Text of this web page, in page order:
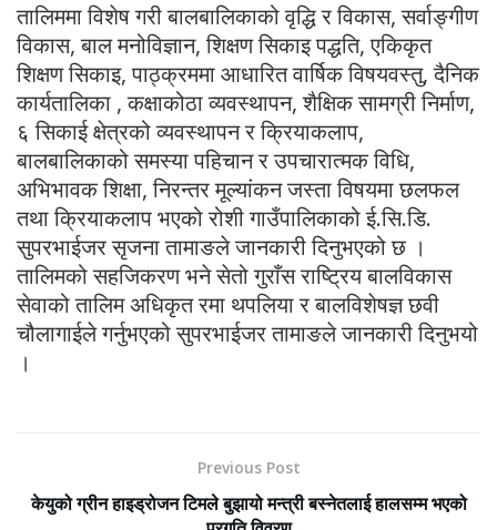
तालिममा विशेष गरी बालबालिकाको वृद्धि र विकास, सर्वाङ्गीण
विकास, बाल मनोविज्ञान, शिक्षण सिकाइ पद्धति, एकिकृत
शिक्षण सिकाइ, पाठ्क्रममा आधारित वार्षिक विषयवस्तु, दैनिक
कार्यतालिका , कक्षाकोठा व्यवस्थापन, शैक्षिक सामग्री निर्माण,
६ सिकाई क्षेत्रको व्यवस्थापन र क्रियाकलाप,
बालबालिकाको समस्या पहिचान र उपचारात्मक विधि,
अभिभावक शिक्षा, निरन्तर मूल्यांकन जस्ता विषयमा छलफल
तथा क्रियाकलाप भएको रोशी गाउँपालिकाको ई.सि.डि.
सुपरभाईजर सृजना तामाङले जानकारी दिनुभएको छ ।
तालिमको सहजिकरण भने सेतो गुराँस राष्ट्रिय बालविकास
सेवाको तालिम अधिकृत रमा थपलिया र बालविशेषज्ञ छवी
चौलागाईले गर्नुभएको सुपरभाईजर तामाङले जानकारी दिनुभयो
।
Previous Post
केयुको ग्रीन हाइड्रोजन टिमले बुझायो मन्त्री बस्नेतलाई हालसम्म भएको